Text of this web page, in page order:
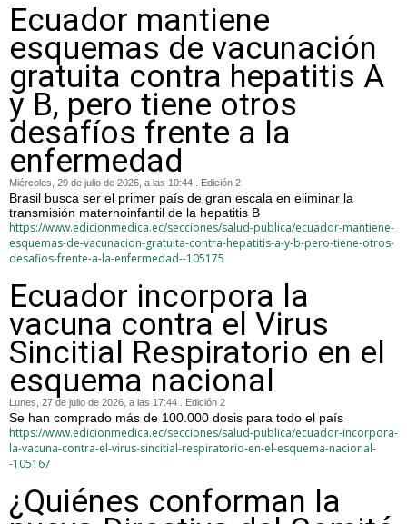
Ecuador mantiene
esquemas de vacunación
gratuita contra hepatitis A
y B, pero tiene otros
desafíos frente a la
enfermedad
Miércoles, 29 de julio de 2026, a las 10:44 . Edición 2
Brasil busca ser el primer país de gran escala en eliminar la
transmisión maternoinfantil de la hepatitis B
https://www.edicionmedica.ec/secciones/salud-publica/ecuador-mantiene-
esquemas-de-vacunacion-gratuita-contra-hepatitis-a-y-b-pero-tiene-otros-
desafios-frente-a-la-enfermedad--105175
Ecuador incorpora la
vacuna contra el Virus
Sincitial Respiratorio en el
esquema nacional
Lunes, 27 de julio de 2026, a las 17:44 . Edición 2
Se han comprado más de 100.000 dosis para todo el país
https://www.edicionmedica.ec/secciones/salud-publica/ecuador-incorpora-
la-vacuna-contra-el-virus-sincitial-respiratorio-en-el-esquema-nacional-
-105167
¿Quiénes conforman la